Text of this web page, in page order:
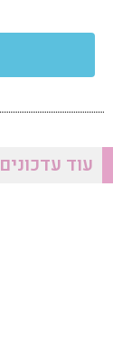
עוד עדכונים